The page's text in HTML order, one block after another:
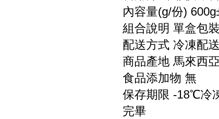
內容量(g/份)
組合說明 單盒包
配送方式 冷凍配
商品產地 馬來西
食品添加物 無
保存期限 -18℃冷
完畢